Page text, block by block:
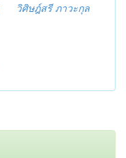
วิศิษฎ์สรี ภาวะกุล